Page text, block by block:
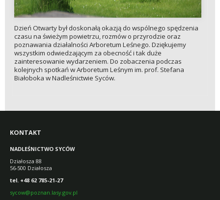
Dzień Otwarty był doskonałą okazją do wspólnego spędzenia
czasu na świeżym powietrzu, rozmów o przyrodzie oraz
poznawania działalności Arboretum Leśnego. Dziękujemy
wszystkim odwiedzającym za obecność i tak duże
zainteresowanie wydarzeniem. Do zobaczenia podczas
kolejnych spotkań w Arboretum Leśnym im. prof. Stefana
Białoboka w Nadleśnictwie Syców.
KONTAKT
NADLEŚNICTWO SYCÓW
Działosza 88
56-500 Działosza
tel. +48 62 785-21-27
sycow@poznan.lasy.gov.pl